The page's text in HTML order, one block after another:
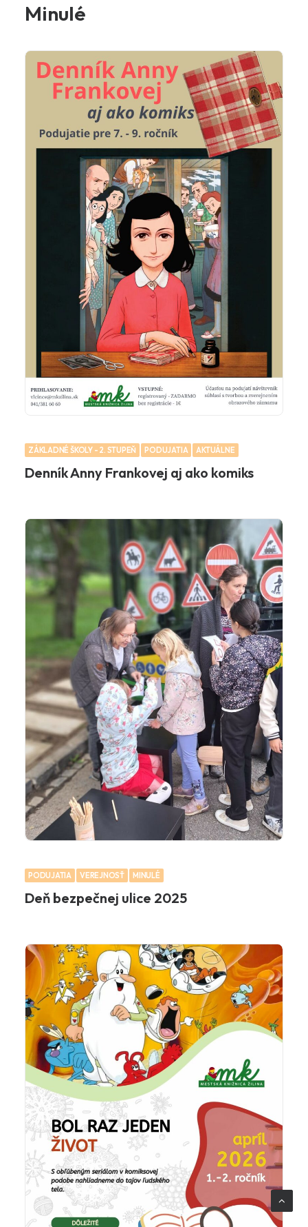
Minulé
ZÁKLADNÉ ŠKOLY - 2. STUPEŇ PODUJATIA AKTUÁLNE
Denník Anny Frankovej aj ako komiks
PODUJATIA VEREJNOSŤ MINULÉ
Deň bezpečnej ulice 2025